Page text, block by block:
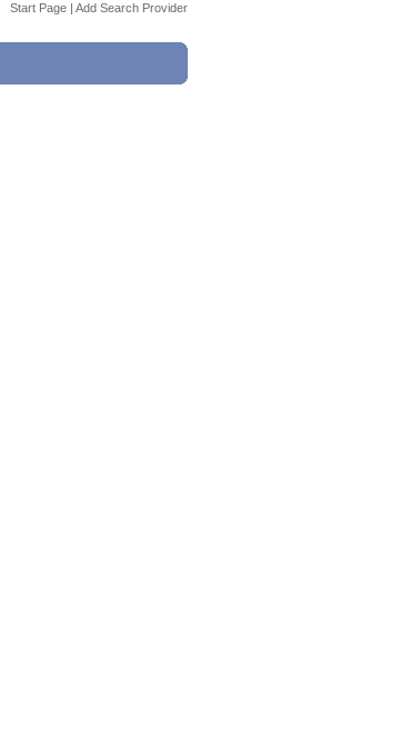
Start Page | Add Search Provider